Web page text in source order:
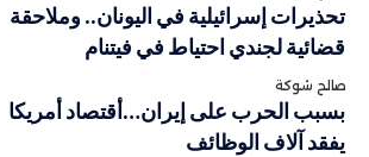
تحذيرات إسرائيلية في اليونان.. وملاحقة
قضائية لجندي احتياط في فيتنام
صالح شوكة
بسبب الحرب على إيران…أقتصاد أمريكا
يفقد آلاف الوظائف